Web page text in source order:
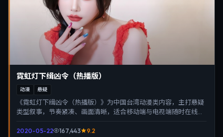
霓虹灯下缉凶令（热播版）
动漫 悬疑
《霓虹灯下缉凶令（热播版）》为中国台湾动漫类内容，主打悬疑
类型叙事，节奏紧凑、画面清晰，适合移动端与电视端随时在线观
2020-05-22 167,443 9.2